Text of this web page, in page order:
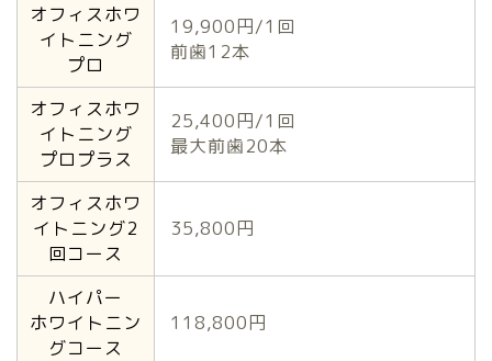
オフィスホワ
イトニング
プロ
19,900円/1回
前歯12本
オフィスホワ
イトニング
プロプラス
25,400円/1回
最大前歯20本
オフィスホワ
イトニング2
回コース
35,800円
ハイパー
ホワイトニン
グコース
118,800円